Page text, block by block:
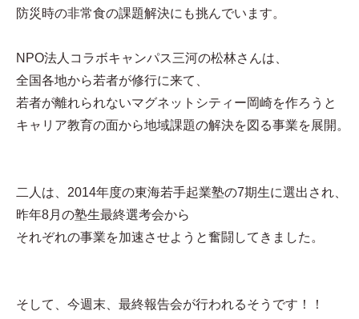
防災時の非常食の課題解決にも挑んでいます。
NPO法人コラボキャンパス三河の松林さんは、
全国各地から若者が修行に来て、
若者が離れられないマグネットシティー岡崎を作ろうと
キャリア教育の面から地域課題の解決を図る事業を展開。
二人は、2014年度の東海若手起業塾の7期生に選出され、
昨年8月の塾生最終選考会から
それぞれの事業を加速させようと奮闘してきました。
そして、今週末、最終報告会が行われるそうです！！